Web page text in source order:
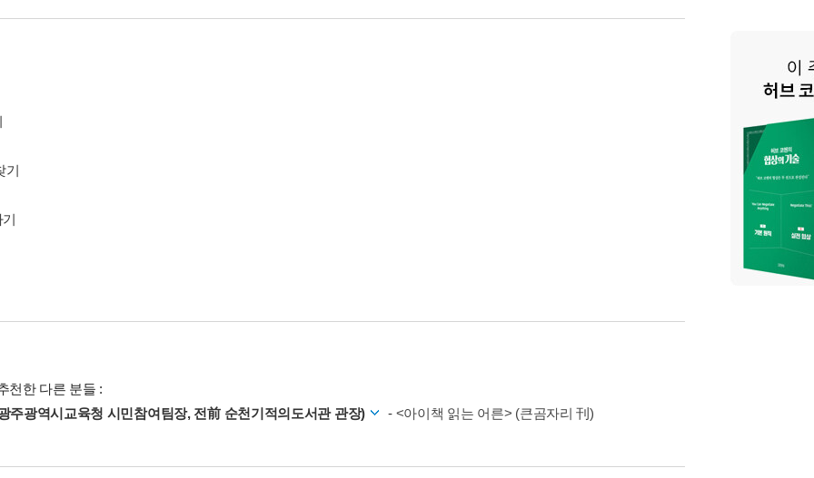
기
천한 다른 분들 :
주광역시교육청 시민참여팀장, 전前 순천기적의도서관 관장)
- <아이책 읽는 어른> (큰곰자리 刊)